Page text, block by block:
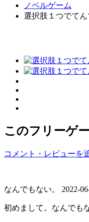
ノベルゲーム
選択肢１つでて
このフリーゲ
コメント・レビューを
なんでもない。 2022-
初めまして。なんでも